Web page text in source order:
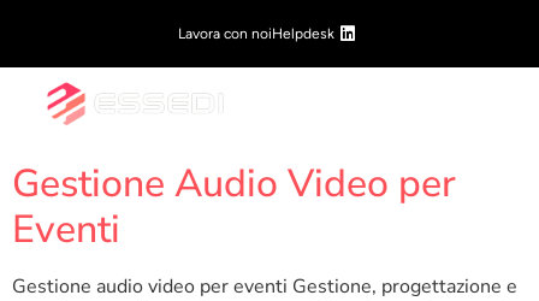
Lavora con noiHelpdesk
Gestione Audio Video per
Eventi
Gestione audio video per eventi Gestione, progettazione e